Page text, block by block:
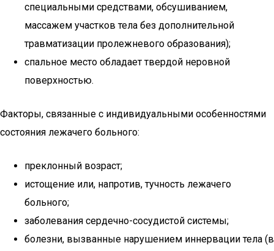
специальными средствами, обсушиванием,
массажем участков тела без дополнительной
травматизации пролежневого образования);
спальное место обладает твердой неровной
поверхностью.
Факторы, связанные с индивидуальными особенностями
состояния лежачего больного:
преклонный возраст;
истощение или, напротив, тучность лежачего
больного;
заболевания сердечно-сосудистой системы;
болезни, вызванные нарушением иннервации тела (в